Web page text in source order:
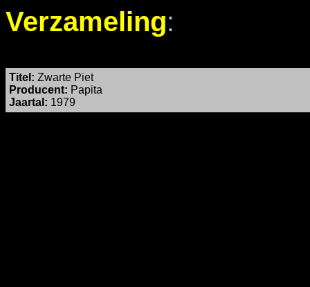
Verzameling:
Titel : Zwarte Piet
Producent: Papita
Jaartal: 1979